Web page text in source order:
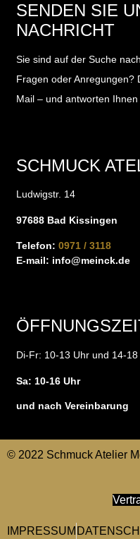
SENDEN SIE
NACHRICHT
Sie sind auf der Suche
Fragen oder Anregungen?
Mail – und antworten
SCHMUCK
Ludwigstr. 14
97688 Bad Kissingen
Telefon: 0971 / 3118
E-mail: info@meinck.de
Di-Fr: 10-13 Uhr und 14-18
Sa: 10-16 Uhr
und nach Vereinbarung
© 2022 Schmuck Atelier
IMPRESSUM